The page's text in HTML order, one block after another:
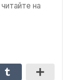
читайте на